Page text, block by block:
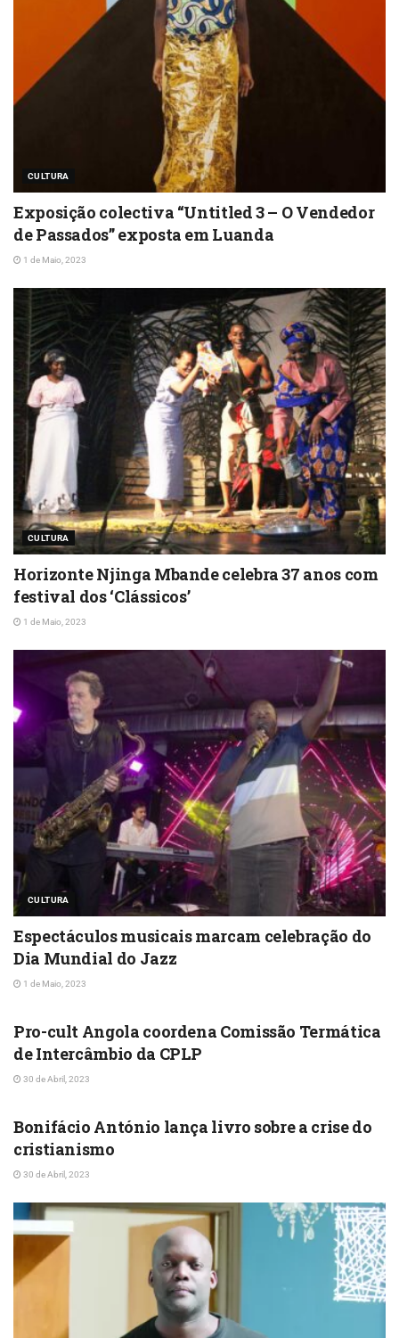
CULTURA
Exposição colectiva “Untitled 3 – O Vendedor
de Passados” exposta em Luanda
1 de Maio, 2023
CULTURA
Horizonte Njinga Mbande celebra 37 anos com
festival dos ‘Clássicos’
1 de Maio, 2023
CULTURA
Espectáculos musicais marcam celebração do
Dia Mundial do Jazz
1 de Maio, 2023
Pro-cult Angola coordena Comissão Termática
de Intercâmbio da CPLP
30 de Abril, 2023
Bonifácio António lança livro sobre a crise do
cristianismo
30 de Abril, 2023